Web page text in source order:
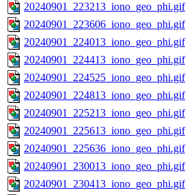
20240901_223213_iono_geo_phi.gif
20240901_223606_iono_geo_phi.gif
20240901_224013_iono_geo_phi.gif
20240901_224413_iono_geo_phi.gif
20240901_224525_iono_geo_phi.gif
20240901_224813_iono_geo_phi.gif
20240901_225213_iono_geo_phi.gif
20240901_225613_iono_geo_phi.gif
20240901_225636_iono_geo_phi.gif
20240901_230013_iono_geo_phi.gif
20240901_230413_iono_geo_phi.gif